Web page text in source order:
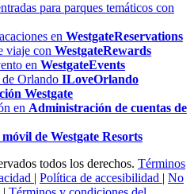
para parques temáticos con
en WestgateReservations
viaje con WestgateRewards
en WestgateEvents
Orlando ILoveOrlando
Westgate
en Administración de cuentas de
de Westgate Resorts
todos los derechos. Términos
| Política de accesibilidad | No